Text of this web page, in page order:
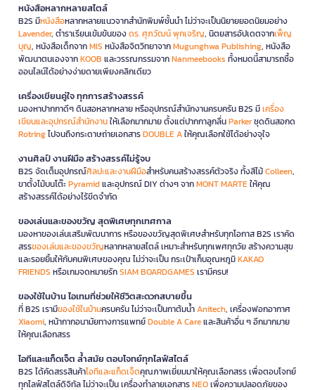
หนังสือหลากหลายสไตล์
B2S มีหนังสือหลากหลายแนวจากสำนักพิมพ์ชั้นนำ ไม่ว่าจะเป็นนิยายยอดนิยมอย่าง
Lavender, ตำราเรียนเข้มข้นของดร. ศุภวัฒน์ พุกเจริญ, นิตยสารอัปเดตจากเพ็ญ
บุญ, หนังสือเด็กจากMIS หนังสือจิตวิทยาจากMugunghwa Publishing, หนังสือ
พัฒนาตนเองจากKOOB และวรรณกรรมจากNanmeebooks ทั้งหมดนี้สามารถซื้อ
ออนไลน์ได้อย่างง่ายดายเพียงคลิกเดียว
เครื่องเขียนคู่ใจ ทุกการสร้างสรรค์
มองหาปากกาดีๆ ดินสอหลากหลาย หรืออุปกรณ์สำนักงานครบครัน B2S มีเครื่อง
เขียนและอุปกรณ์สำนักงานให้เลือกมากมาย ตั้งแต่ปากกาลูกลื่นParkerชุดดินสอกด
Rotringไปจนถึงกระดาษถ่ายเอกสารDOUBLE Aให้คุณเลือกใช้ได้อย่างจุใจ
งานศิลป์ งานฝีมือ สร้างสรรค์ไม่รู้จบ
B2S จัดเต็มอุปกรณ์ศิลปะและงานฝีมือสำหรับคนสร้างสรรค์ตัวจริง ทั้งสีไม้Colleen,
ขาตั้งไม้บนโต๊ะPyramidและอุปกรณ์ DIY ต่างๆ จากMONT MARTEให้คุณ
สร้างสรรค์ได้อย่างไร้ขีดจำกัด
ของเล่นและของขวัญ สุดพิเศษทุกเทศกาล
มองหาของเล่นเสริมพัฒนาการ หรือของขวัญสุดพิเศษสำหรับทุกโอกาส B2S เราคัด
สรรของเล่นและของขวัญหลากหลายสไตล์ เหมาะสำหรับทุกเพศทุกวัย สร้างความสุข
และรอยยิ้มให้กับคนพิเศษของคุณ ไม่ว่าจะเป็น กระเป๋าเก็บอุณหภูมิKAKAO
FRIENDS หรือเกมจดหมายรักSIAM BOARDGAMES เรามีครบ!
ของใช้ในบ้าน ไอเทมที่ช่วยให้ชีวิตสะดวกสบายขึ้น
ที่ B2S เรามีของใช้ในบ้านครบครัน ไม่ว่าจะเป็นกาต้มน้ำAnitech, เครื่องฟอกอากาศ
Xiaomi, หน้ากากอนามัยทางการแพทย์Double A Careและสินค้าอื่น ๆ อีกมากมาย
ให้คุณเลือกสรร
ไอทีและแก็ดเจ็ต ล้ำสมัย ตอบโจทย์ทุกไลฟ์สไตล์
B2S ได้คัดสรรสินค้าไอทีและแก็ดเจ็ตคุณภาพเยี่ยมมาให้คุณเลือกสรร เพื่อตอบโจทย์
ทุกไลฟ์สไตล์ดิจิทัล ไม่ว่าจะเป็น เครื่องทำลายเอกสารNEOเพื่อความปลอดภัยของ